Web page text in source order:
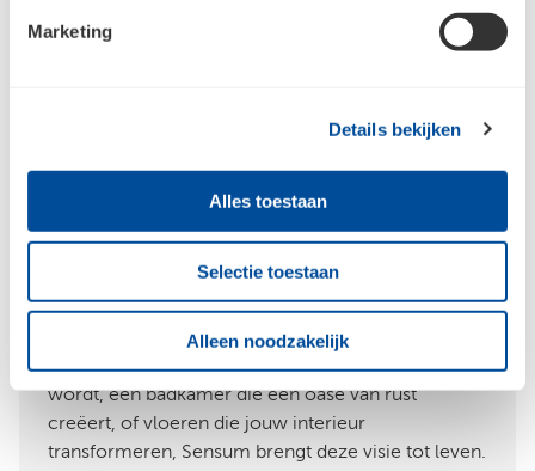
Marketing
Details bekijken
Alles toestaan
Selectie toestaan
Alleen noodzakelijk
Sensum, exclusief bij
interieurtrends op het gebied van keukens,
badkamers en vloeren. Sensum staat voor tijdloze
elegantie en hoogwaardige kwaliteit. Of je nu
droomt van een keuken die het hart van jouw huis
wordt, een badkamer die een oase van rust
creëert, of vloeren die jouw interieur
transformeren, Sensum brengt deze visie tot leven.